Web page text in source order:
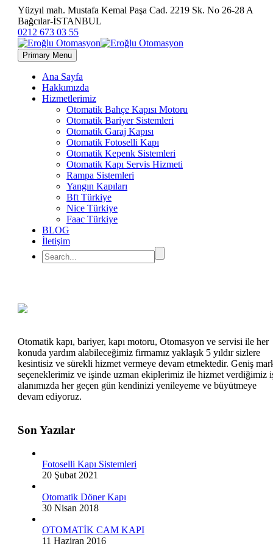
Yüzyıl mah. Mustafa Kemal Paşa Cad. 2219 Sk. No 26-28 A
Bağcılar-İSTANBUL
0212 673 03 55
Primary Menu
Ana Sayfa
Hakkımızda
Hizmetlerimiz
Otomatik Bahçe Kapısı Motoru
Otomatik Bariyer Sistemleri
Otomatik Garaj Kapısı
Otomatik Fotoselli Kapı
Otomatik Kepenk Sistemleri
Otomatik Kapı Servis Hizmeti
Rampa Sistemleri
Yangın Kapıları
Bft Türkiye
Nice Türkiye
Faac Türkiye
BLOG
İletişim
Otomatik kapı, bariyer, kapı motoru, Otomasyon ve servisi ile her
konuda yardım alabileceğimiz firmamız yaklaşık 5 yıldır sizlere
kesintisiz ve sürekli hizmet vermeye devam etmektedir. Geniş
seçeneklerimiz ve işinde uzman ekiplerimiz ile hizmet verdiğimiz
alanımızda her geçen gün kendinizi yenileyeme ve büyütmeye
devam ediyoruz.
Son Yazılar
Fotoselli Kapı Sistemleri
20 Şubat 2021
Otomatik Döner Kapı
30 Nisan 2018
OTOMATİK CAM KAPI
11 Haziran 2016